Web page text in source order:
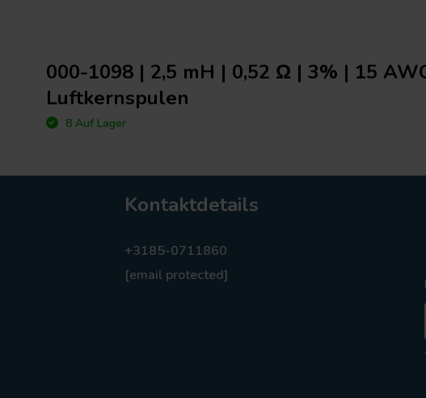
000-1098 | 2,5 mH | 0,52 Ω | 3% | 15
Luftkernspulen
8 Auf Lager
Kontaktdetails
+3185-0711860
[email protected]